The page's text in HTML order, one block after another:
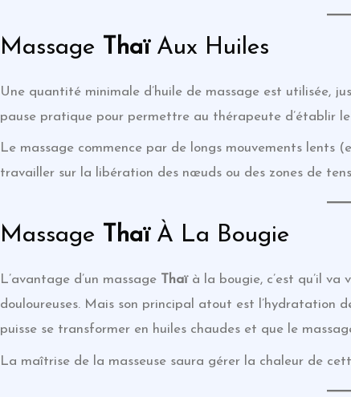
Massage ThaïAux Huiles
Une quantité minimale d’huile de massage est utilisée,
pause pratique pour permettre au thérapeute d’établir
Le massage commence par de longs mouvements lents
travailler sur la libération des nœuds ou des zones de
Massage ThaïÀ La Bougie
L’avantage d’un massage Thaïà la bougie, c’est qu’il va
douloureuses. Mais son principal atout est l’hydratation
puisse se transformer en huiles chaudes et que le
La maîtrise de la masseuse saura gérer la chaleur de